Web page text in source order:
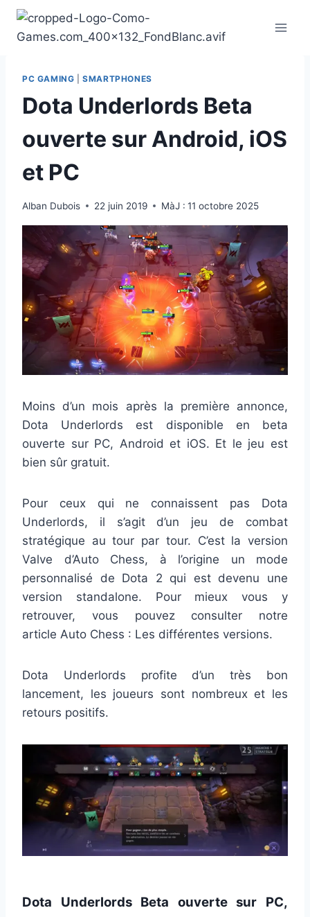
Aller
contenu
PC GAMING |SMARTPHONES
Dota Underlords Beta
ouverte sur Android, iOS
et PC
Alban Dubois 22 juin 2019 MàJ : 11 octobre 2025
Moins d’un mois après la première annonce,
Dota Underlords est disponible en beta
ouverte sur PC, Android et iOS. Et le jeu est
bien sûr gratuit.
Pour ceux qui ne connaissent pas Dota
Underlords, il s’agit d’un jeu de combat
stratégique au tour par tour. C’est la version
Valve d’Auto Chess, à l’origine un mode
personnalisé de Dota 2 qui est devenu une
version standalone. Pour mieux vous y
retrouver, vous pouvez consulter notre
article Auto Chess : Les différentes versions.
Dota Underlords profite d’un très bon
lancement, les joueurs sont nombreux et les
retours positifs.
Dota Underlords Beta ouverte sur PC,